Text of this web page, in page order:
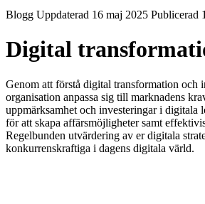
Blogg Uppdaterad 16 maj 2025 Publicerad
Digital
Genom att förstå digital transformation och
organisation anpassa sig till marknadens
uppmärksamhet och investeringar i digitala
för att skapa affärsmöjligheter samt
Regelbunden utvärdering av er digitala
konkurrenskraftiga i dagens digitala värld.